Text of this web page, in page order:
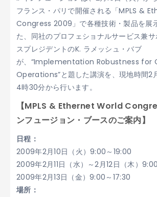
フランス・パリで開催される「MPLS &
Congress 2009」で各種技術・製品を展
た、同社のプロフェショナルサービス兼
スプレジデントのK. ラメッシュ・バブ
が、“Implementation Robustness for
Operations”と題した講演を、現地時間2
4時30分から行います。
【MPLS & Ethernet World
ンフュージョン・ブースのご案内】
日程：
2009年2月10日（火）9:00～19:00
2009年2月11日（水）～2月12日（木）
2009年2月13日（金）9:00～17:30
場所：